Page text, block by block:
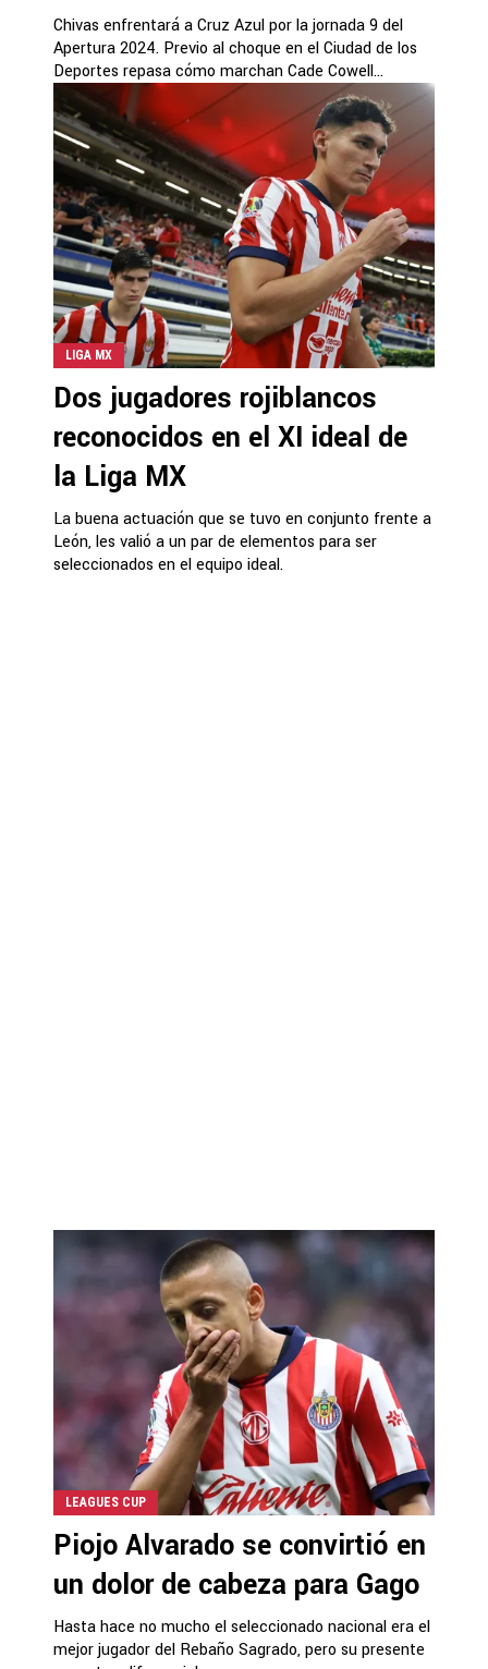
Chivas enfrentará a Cruz Azul por la jornada 9 del
Apertura 2024. Previo al choque en el Ciudad de los
Deportes repasa cómo marchan Cade Cowell...
LIGA MX
Dos jugadores rojiblancos
reconocidos en el XI ideal de
la Liga MX
La buena actuación que se tuvo en conjunto frente a
León, les valió a un par de elementos para ser
seleccionados en el equipo ideal.
LEAGUES CUP
Piojo Alvarado se convirtió en
un dolor de cabeza para Gago
Hasta hace no mucho el seleccionado nacional era el
mejor jugador del Rebaño Sagrado, pero su presente